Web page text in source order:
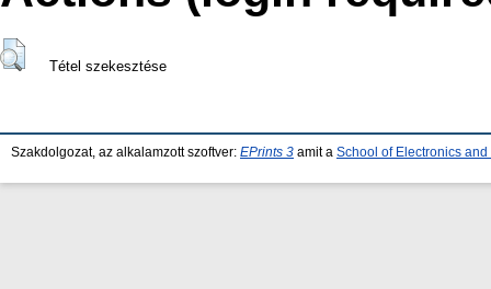
Tétel szekesztése
Szakdolgozat, az alkalamzott szoftver: EPrints 3 amit a School of Electronics